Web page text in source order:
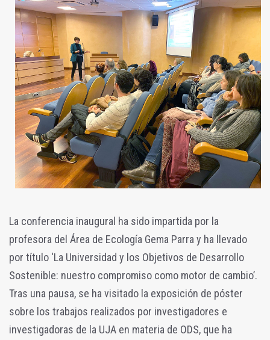
La conferencia inaugural ha sido impartida por la
profesora del Área de Ecología Gema Parra y ha llevado
por título ‘La Universidad y los Objetivos de Desarrollo
Sostenible: nuestro compromiso como motor de cambio’.
Tras una pausa, se ha visitado la exposición de póster
sobre los trabajos realizados por investigadores e
investigadoras de la UJA en materia de ODS, que ha